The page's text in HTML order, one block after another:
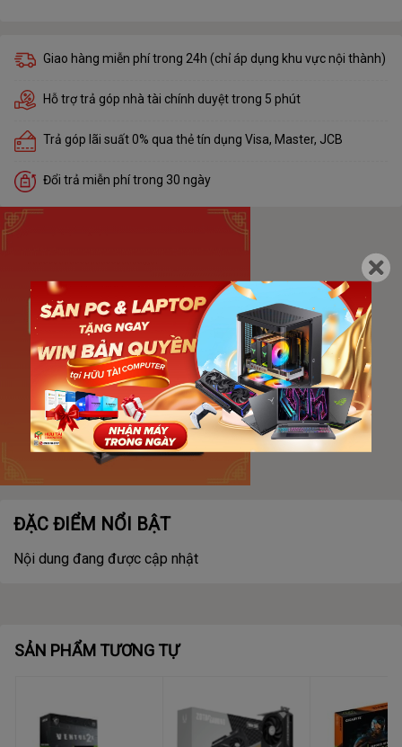
Giao hàng miễn phí trong 24h (chỉ áp dụng khu vực nội thành)
Hỗ trợ trả góp nhà tài chính duyệt trong 5 phút
Trả góp lãi suất 0% qua thẻ tín dụng Visa, Master, JCB
Đổi trả miễn phí trong 30 ngày
ĐẶC ĐIỂM NỔI BẬT
Nội dung đang được cập nhật
SẢN PHẨM TƯƠNG TỰ